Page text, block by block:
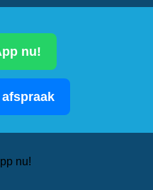
nu!
afspraak
nu!